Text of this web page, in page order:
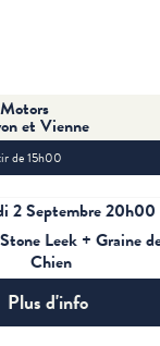
et Vienne
de 15h00
2 Septembre 20h00
Leek + Graine de
Chien
Plus d'info